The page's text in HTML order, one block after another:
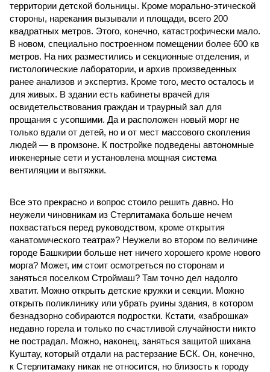
территории детской больницы. Кроме морально-этической
стороны, нарекания вызывали и площади, всего 200
квадратных метров. Этого, конечно, катастрофически мало.
В новом, специально построенном помещении более 600 кв
метров. На них разместились и секционные отделения, и
гистологические лаборатории, и архив произведенных
ранее анализов и экспертиз. Кроме того, место осталось и
для живых. В здании есть кабинеты врачей для
освидетельствования граждан и траурный зал для
прощания с усопшими. Да и расположен новый морг не
только вдали от детей, но и от мест массового скопления
людей — в промзоне. К постройке подведены автономные
инженерные сети и установлена мощная система
вентиляции и вытяжки.
Все это прекрасно и вопрос стоило решить давно. Но
неужели чиновникам из Стерлитамака больше нечем
похвастаться перед руководством, кроме открытия
«анатомического театра»? Неужели во втором по величине
городе Башкирии больше нет ничего хорошего кроме нового
морга? Может, им стоит осмотреться по сторонам и
заняться поселком Строймаш? Там точно дел надолго
хватит. Можно открыть детские кружки и секции. Можно
открыть поликлинику или убрать руины здания, в котором
безнадзорно собираются подростки. Кстати, «заброшка»
недавно горела и только по счастливой случайности никто
не пострадал. Можно, наконец, заняться защитой шихана
Куштау, который отдали на растерзание БСК. Он, конечно,
к Стерлитамаку никак не относится, но близость к городу